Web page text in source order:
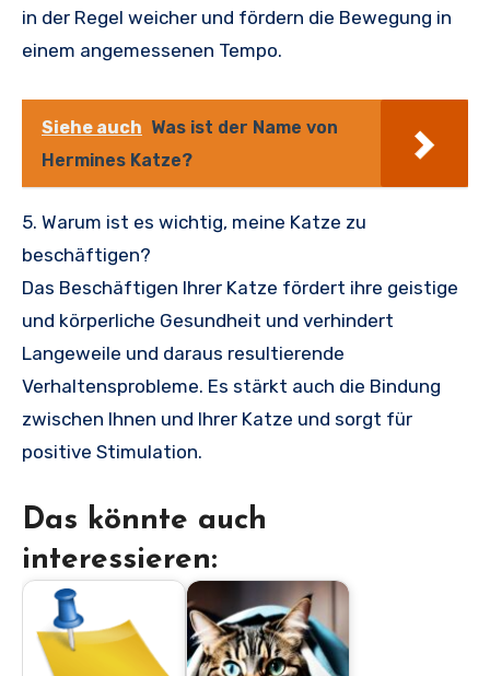
in der Regel weicher und fördern die Bewegung in
einem angemessenen Tempo.
Siehe auch Was ist der Name von
Hermines Katze?
5. Warum ist es wichtig, meine Katze zu
beschäftigen?
Das Beschäftigen Ihrer Katze fördert ihre geistige
und körperliche Gesundheit und verhindert
Langeweile und daraus resultierende
Verhaltensprobleme. Es stärkt auch die Bindung
zwischen Ihnen und Ihrer Katze und sorgt für
positive Stimulation.
Das könnte auch
interessieren: